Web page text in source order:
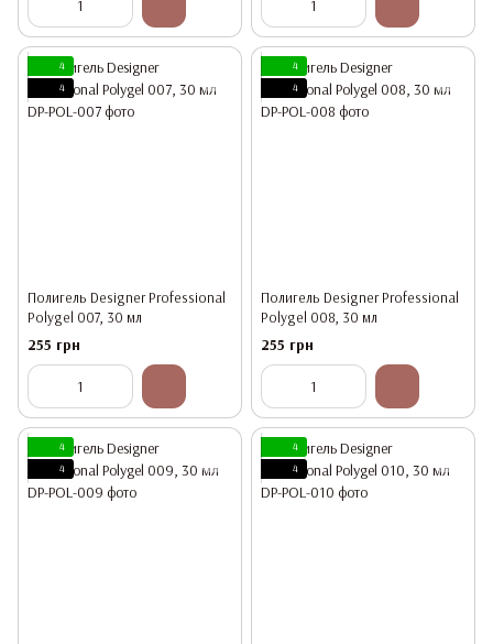
4
4
Полигель Designer Professional
Polygel 007, 30 мл
255 грн
4
4
Полигель Designer Professional
Polygel 008, 30 мл
255 грн
4
4
4
4